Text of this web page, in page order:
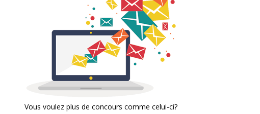
Vous voulez plus de concours comme celui-ci?